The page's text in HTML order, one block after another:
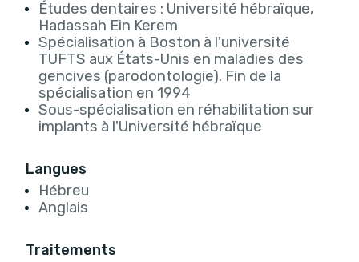
Études dentaires : Université hébraïque,
Hadassah Ein Kerem
Spécialisation à Boston à l'université
TUFTS aux États-Unis en maladies des
gencives (parodontologie). Fin de la
spécialisation en 1994
Sous-spécialisation en réhabilitation sur
implants à l'Université hébraïque
Langues
Hébreu
Anglais
Traitements